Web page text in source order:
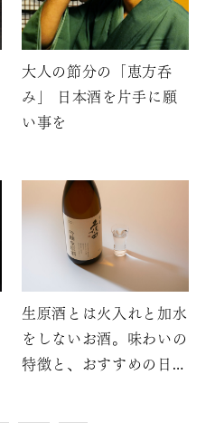
大人の節分の「恵方呑
み」 日本酒を片手に願
い事を
生原酒とは火入れと加水
をしないお酒。味わいの
特徴と、おすすめの日本